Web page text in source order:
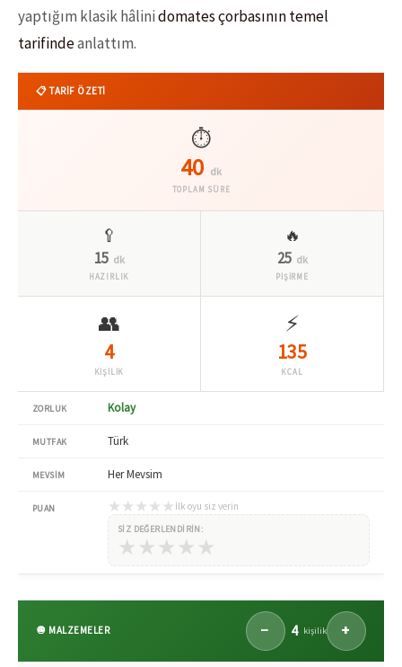
yaptığım klasik hâlinidomates çorbasının temel
tarifindeanlattım.
📋 TARİF ÖZETİ
⏱️
40 dk
TOPLAM SÜRE
🥄
15 dk
HAZIRLIK
🔥
25 dk
PİŞİRME
👥
4
KİŞİLİK
⚡
135
KCAL
ZORLUK Kolay
MUTFAK Türk
MEVSIM Her Mevsim
PUAN ★ ★ ★ ★ ★ İlk oyu siz verin
SIZ DEĞERLENDIRIN:
★ ★ ★ ★ ★
🧅 MALZEMELER − 4 kişilik +